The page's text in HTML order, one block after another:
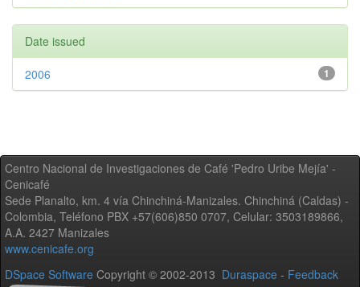
Date issued
1
2006
Centro Nacional de Investigaciones de Café 'Pedro Uribe Mejía' -
Cenicafé
Sede Planalto, km. 4 vía Chinchiná-Manizales. Chinchiná (Caldas) -
Colombia, Teléfono PBX +57(606)850 0707, Celular: 3503189866,
A.A. 2427 Manizales
www.cenicafe.org
DSpace Software Copyright © 2002-2013 Duraspace - Feedback